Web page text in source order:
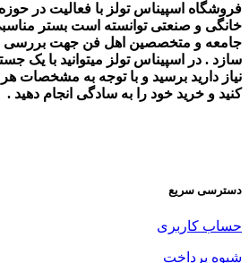
فروشگاه اسپیناس تولز با فعالیت در حوزه
خانگی و صنعتی توانسته است بستر
جامعه و متخصصین اهل فن جهت بررسی و
سازد . در اسپیناس تولز میتوانید با یک
نیاز دارید برسید و با توجه به مشخصات هر
کنید و خرید خود را به سادگی انجام دهید .
دسترسی سریع
حساب کاربری
شیوه پرداخت